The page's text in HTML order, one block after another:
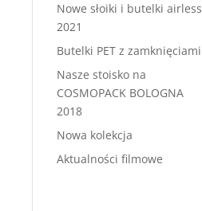
Nowe słoiki i butelki airless
2021
Butelki PET z zamknięciami
Nasze stoisko na
COSMOPACK BOLOGNA
2018
Nowa kolekcja
Aktualności filmowe